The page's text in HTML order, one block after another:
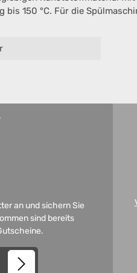
150 °C. Für die
an und sichern Sie
sind bereits